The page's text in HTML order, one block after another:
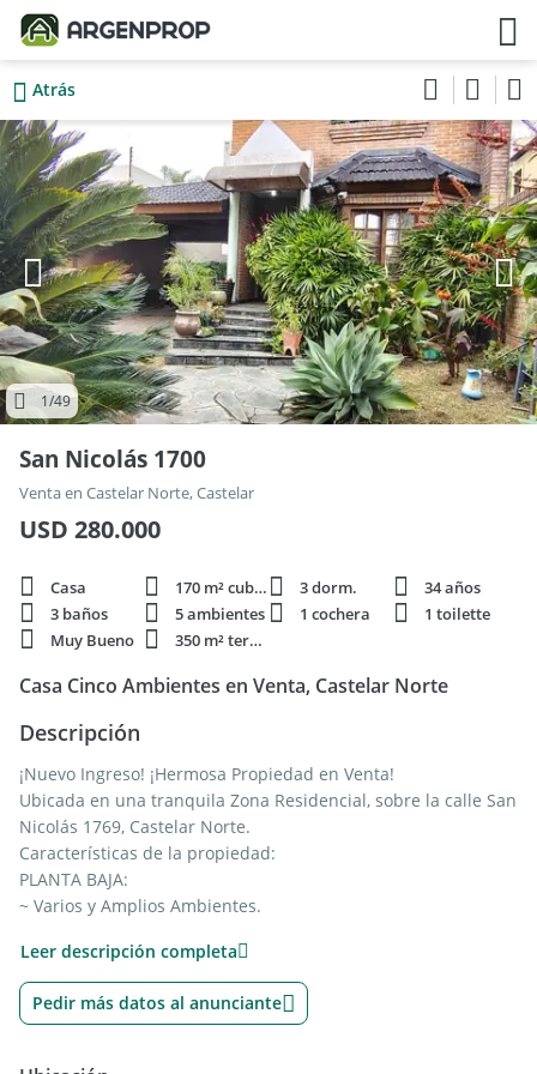
Atrás
1/49
San Nicolás 1700
Venta en Castelar Norte, Castelar
USD 280.000
Casa 170 m² cubie. 3 dorm.
34 años
3 baños
5 ambientes 1 cochera
1 toilette
Muy Bueno
350 m² terren.
Casa Cinco Ambientes en Venta, Castelar Norte
Descripción
¡Nuevo Ingreso! ¡Hermosa Propiedad en Venta!
Ubicada en una tranquila Zona Residencial, sobre la calle San
Nicolás 1769, Castelar Norte.
Características de la propiedad:
PLANTA BAJA:
~ Varios y Amplios Ambientes.
~ Toilette.
~ Cocina.
PRIMER PISO:
~ Vestidor.
Leer descripción completa
Pedir más datos al anunciante